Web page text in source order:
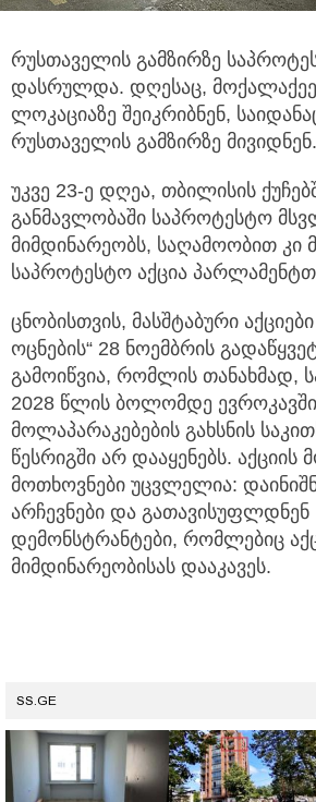
რუსთაველის გამზირზე
დასრულდა. დღესაც,
ლოკაციაზე შეიკრიბნენ,
რუსთაველის გამზირზე მივიდნენ.
უკვე 23-ე დღეა, თბილისის
განმავლობაში საპროტესტო
მიმდინარეობს, საღამოობით კი
საპროტესტო აქცია
ცნობისთვის, მასშტაბური
ოცნების“ 28 ნოემბრის
გამოიწვია, რომლის თანახმად,
2028 წლის ბოლომდე
მოლაპარაკებების გახსნის
წესრიგში არ დააყენებს. აქციის
მოთხოვნები უცვლელია:
არჩევნები და გათავისუფლდნენ
დემონსტრანტები, რომლებიც
მიმდინარეობისას დააკავეს.
SS.GE